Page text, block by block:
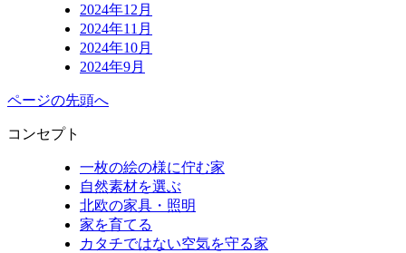
2024年12月
2024年11月
2024年10月
2024年9月
ページの先頭へ
コンセプト
一枚の絵の様に佇む家
自然素材を選ぶ
北欧の家具・照明
家を育てる
カタチではない空気を守る家